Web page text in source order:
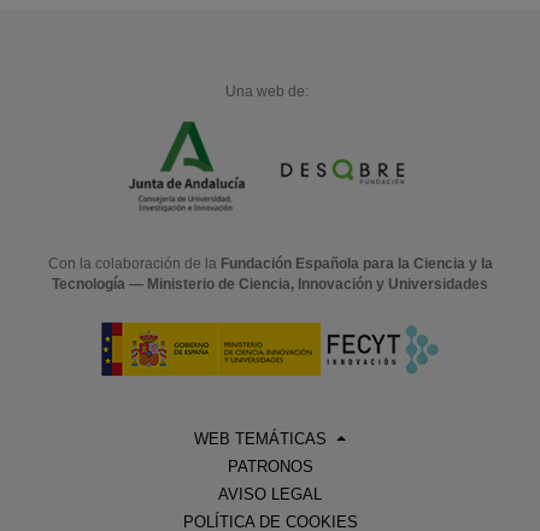
Una web de:
Con la colaboración de la Fundación Española para la Ciencia y la
Tecnología — Ministerio de Ciencia, Innovación y Universidades
WEB TEMÁTICAS
PATRONOS
AVISO LEGAL
POLÍTICA DE COOKIES